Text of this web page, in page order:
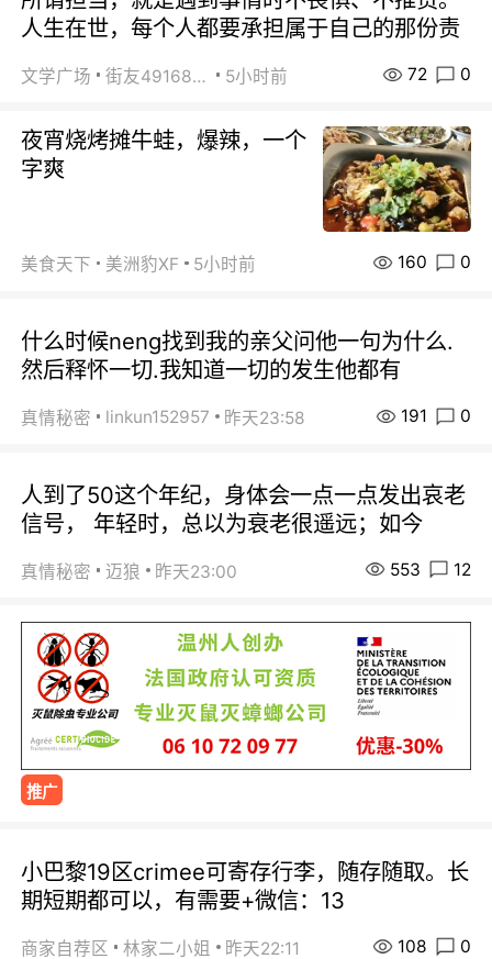
人生在世，每个人都要承担属于自己的那份责
文学广场 街友49168527 5小时前 72 0
夜宵烧烤摊牛蛙，爆辣，一个
字爽
美食天下 美洲豹XF 5小时前 160 0
什么时候neng找到我的亲父问他一句为什么.
然后释怀一切.我知道一切的发生他都有
真情秘密 linkun152957 昨天23:58 191 0
人到了50这个年纪，身体会一点一点发出哀老
信号， 年轻时，总以为衰老很遥远；如今
真情秘密 迈狼 昨天23:00 553 12
推广
小巴黎19区crimee可寄存行李，随存随取。长
期短期都可以，有需要+微信：13
商家自荐区 林家二小姐 昨天22:11 108 0